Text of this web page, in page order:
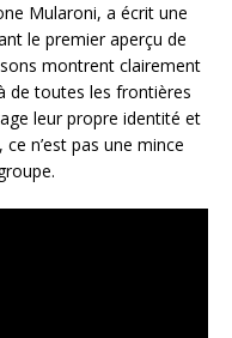
Mularoni, a écrit une
le premier aperçu de
montrent clairement
de toutes les frontières
leur propre identité et
n’est pas une mince